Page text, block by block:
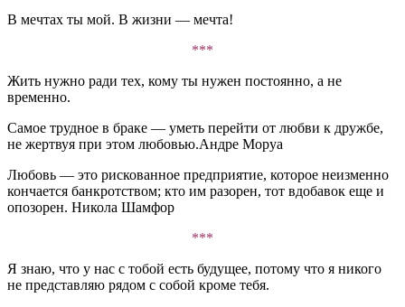
В мечтах ты мой. В жизни — мечта!
***
Жить нужно ради тех, кому ты нужен постоянно, а не
временно.
Самое трудное в браке — уметь перейти от любви к дружбе,
не жертвуя при этом любовью.Андре Моруа
Любовь — это рискованное предприятие, которое неизменно
кончается банкротством; кто им разорен, тот вдобавок еще и
опозорен. Никола Шамфор
***
Я знаю, что у нас с тобой есть будущее, потому что я никого
не представляю рядом с собой кроме тебя.